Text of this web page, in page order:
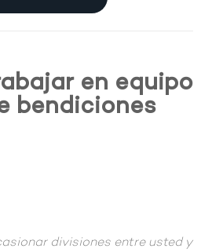
en equipo
bendiciones
divisiones entre usted y